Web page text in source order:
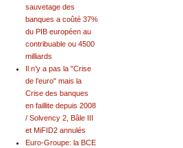
sauvetage des
banques a coûté 37%
du PIB européen au
contribuable ou 4500
milliards
Il n’y a pas la "Crise
de l’euro" mais la
Crise des banques
en faillite depuis 2008
/ Solvency 2, Bâle III
et MiFID2 annulés
Euro-Groupe: la BCE